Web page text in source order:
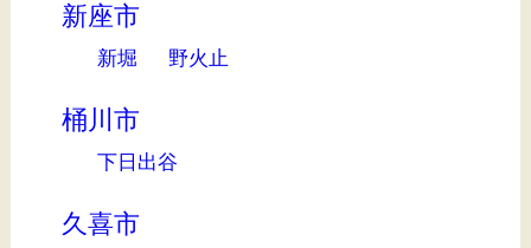
新座市
新堀 野火止
桶川市
下日出谷
久喜市